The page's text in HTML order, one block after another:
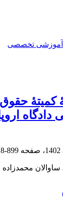
آموزشی تخصصی
کمیتۀ
دادگاه
899-918
محمدزاده